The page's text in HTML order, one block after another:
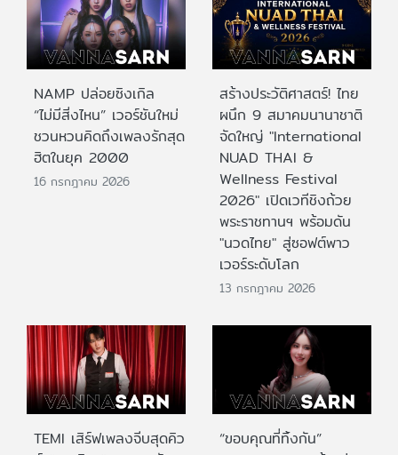
NAMP ปล่อยซิงเกิล
“ไม่มีสิ่งไหน” เวอร์ชันใหม่
ชวนหวนคิดถึงเพลงรักสุด
ฮิตในยุค 2000
16 กรกฎาคม 2026
สร้างประวัติศาสตร์! ไทย
ผนึก 9 สมาคมนานาชาติ
จัดใหญ่ "International
NUAD THAI &
Wellness Festival
2026" เปิดเวทีชิงถ้วย
พระราชทานฯ พร้อมดัน
"นวดไทย" สู่ซอฟต์พาว
เวอร์ระดับโลก
13 กรกฎาคม 2026
TEMI เสิร์ฟเพลงจีบสุดคิว
“ขอบคุณที่ทิ้งกัน”